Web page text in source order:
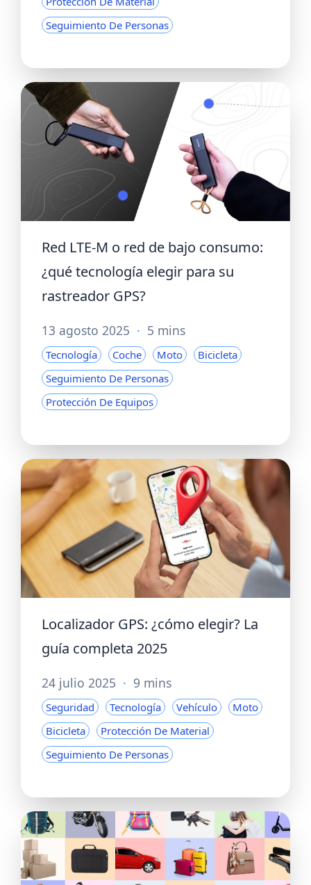
Seguimiento De Personas
Red LTE-M o red de bajo consumo:
¿qué tecnología elegir para su
rastreador GPS?
13 agosto 2025 · 5 mins
Tecnología Coche Moto
Bicicleta
Seguimiento De Personas
Protección De Equipos
Localizador GPS: ¿cómo elegir? La
guía completa 2025
24 julio 2025 · 9 mins
Seguridad Tecnología Vehículo
Moto
Bicicleta
Protección De Material
Seguimiento De Personas